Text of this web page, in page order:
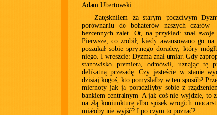
Adam Ubertowski
Zatęskniłem za starym poczciwym
porównaniu do bohaterów naszych czasów
bezcennych zalet. Ot, na przykład: znał swoje
Pierwsze, co zrobił, kiedy awansowano go
poszukał sobie sprytnego doradcy, który
niego. I wreszcie: Dyzma znał umiar. Gdy
stanowisko premiera, odmówił, uznając tę
delikatną przesadę. Czy jesteście w stanie
dzisiaj kogoś, kto pomyślałby w ten sposób?
miernoty jak ja poradziłyby sobie z
bankiem centralnym. A jak coś nie wyjdzie, to
na złą koniunkturę albo spisek wrogich
miałoby nie wyjść? I po czym to poznać?